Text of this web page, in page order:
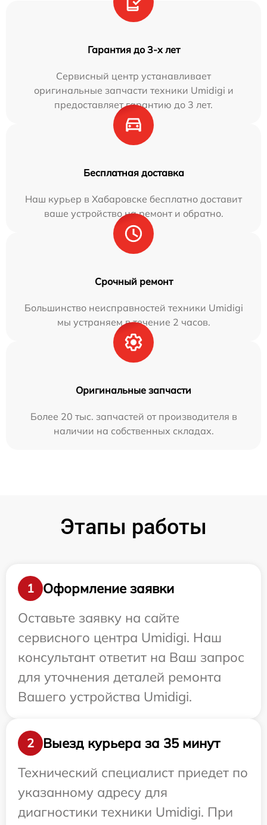
Гарантия до 3-х лет
Сервисный центр устанавливает
оригинальные запчасти техники Umidigi и
предоставляет гарантию до 3 лет.
Бесплатная доставка
Наш курьер в Хабаровске бесплатно доставит
ваше устройство на ремонт и обратно.
Срочный ремонт
Большинство неисправностей техники Umidigi
мы устраняем в течение 2 часов.
Оригинальные запчасти
Более 20 тыс. запчастей от производителя в
наличии на собственных складах.
Этапы работы
1
Оформление заявки
Оставьте заявку на сайте
сервисного центра Umidigi. Наш
консультант ответит на Ваш запрос
для уточнения деталей ремонта
Вашего устройства Umidigi.
2
Выезд курьера за 35 минут
Технический специалист приедет по
указанному адресу для
диагностики техники Umidigi. При